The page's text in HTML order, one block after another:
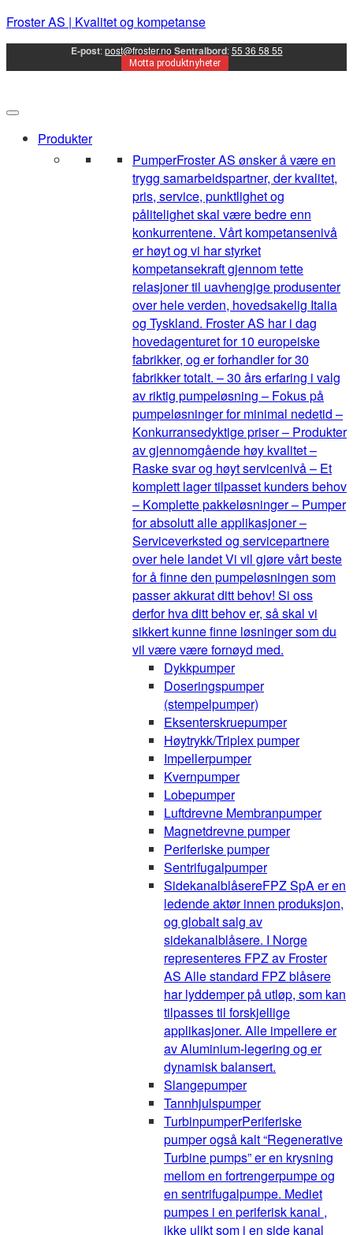
Froster AS | Kvalitet og kompetanse
E-post:post@froster.no Sentralbord:55 36 58 55
Motta produktnyheter
Produkter
PumperFroster AS ønsker å være en
trygg samarbeidspartner, der kvalitet,
pris, service, punktlighet og
pålitelighet skal være bedre enn
konkurrentene. Vårt kompetansenivå
er høyt og vi har styrket
kompetansekraft gjennom tette
relasjoner til uavhengige produsenter
over hele verden, hovedsakelig Italia
og Tyskland. Froster AS har i dag
hovedagenturet for 10 europeiske
fabrikker, og er forhandler for 30
fabrikker totalt. – 30 års erfaring i valg
av riktig pumpeløsning – Fokus på
pumpeløsninger for minimal nedetid –
Konkurransedyktige priser – Produkter
av gjennomgående høy kvalitet –
Raske svar og høyt servicenivå – Et
komplett lager tilpasset kunders behov
– Komplette pakkeløsninger – Pumper
for absolutt alle applikasjoner –
Serviceverksted og servicepartnere
over hele landet Vi vil gjøre vårt beste
for å finne den pumpeløsningen som
passer akkurat ditt behov! Si oss
derfor hva ditt behov er, så skal vi
sikkert kunne finne løsninger som du
vil være være fornøyd med.
Dykkpumper
Doseringspumper
(stempelpumper)
Eksenterskruepumper
Høytrykk/Triplex pumper
Impellerpumper
Kvernpumper
Lobepumper
Luftdrevne Membranpumper
Magnetdrevne pumper
Periferiske pumper
Sentrifugalpumper
SidekanalblåsereFPZ SpA er en
ledende aktør innen produksjon,
og globalt salg av
sidekanalblåsere. I Norge
representeres FPZ av Froster
AS Alle standard FPZ blåsere
har lyddemper på utløp, som kan
tilpasses til forskjellige
applikasjoner. Alle impellere er
av Aluminium-legering og er
dynamisk balansert.
Slangepumper
Tannhjulspumper
TurbinpumperPeriferiske
pumper også kalt “Regenerative
Turbine pumps” er en krysning
mellom en fortrengerpumpe og
en sentrifugalpumpe. Mediet
pumpes i en periferisk kanal ,
ikke ulikt som i en side kanal